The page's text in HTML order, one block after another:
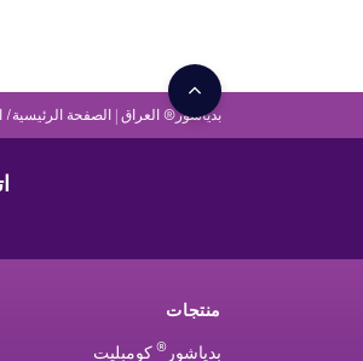
بدياشور® العراق | الصفحة الرئيسية
منتجات
بدياشور ® كومبليت